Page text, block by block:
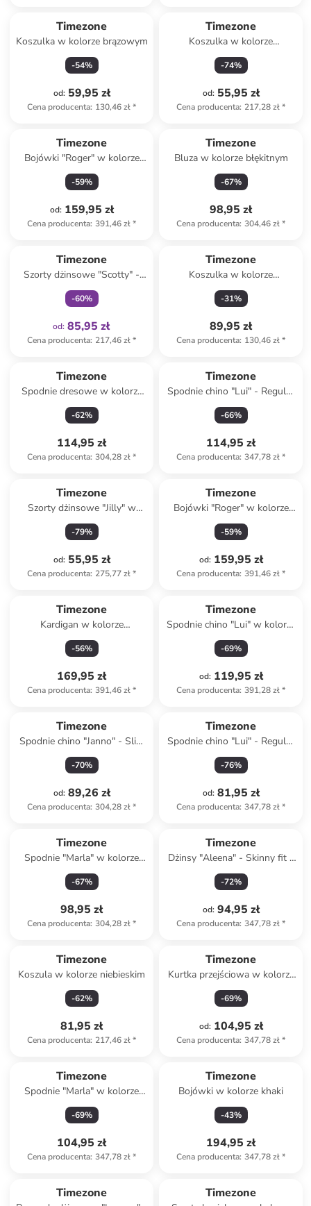
Timezone
Koszulka w kolorze brązowym
-54%
od: 59,95 zł
Cena producenta: 130,46 zł*
Timezone
Koszulka w kolorze
brzoskwiniowym
-74%
od: 55,95 zł
Cena producenta: 217,28 zł*
Timezone
Bojówki "Roger" w kolorze
zielonym
-59%
od: 159,95 zł
Cena producenta: 391,46 zł*
Timezone
Bluza w kolorze błękitnym
-67%
98,95 zł
Cena producenta: 304,46 zł*
Timezone
Szorty dżinsowe "Scotty" -
Slim fit - w kolorze szarym
-60%
od: 85,95 zł
Cena producenta: 217,46 zł*
Timezone
Koszulka w kolorze
fioletowym
-31%
89,95 zł
Cena producenta: 130,46 zł*
Timezone
Spodnie dresowe w kolorze
szarym
-62%
114,95 zł
Cena producenta: 304,28 zł*
Timezone
Spodnie chino "Lui" - Regular
fit - w kolorze
niebieskoszarym
-66%
114,95 zł
Cena producenta: 347,78 zł*
Timezone
Szorty dżinsowe "Jilly" w
kolorze niebieskim
-79%
od: 55,95 zł
Cena producenta: 275,77 zł*
Timezone
Bojówki "Roger" w kolorze
szarym
-59%
od: 159,95 zł
Cena producenta: 391,46 zł*
Timezone
Kardigan w kolorze
granatowym
-56%
169,95 zł
Cena producenta: 391,46 zł*
Timezone
Spodnie chino "Lui" w kolorze
granatowym
-69%
od: 119,95 zł
Cena producenta: 391,28 zł*
Timezone
Spodnie chino "Janno" - Slim
fit - w kolorze szarym
-70%
od: 89,26 zł
Cena producenta: 304,28 zł*
Timezone
Spodnie chino "Lui" - Regular
fit - w kolorze oliwkowym
-76%
od: 81,95 zł
Cena producenta: 347,78 zł*
Timezone
Spodnie "Marla" w kolorze
czarnym
-67%
98,95 zł
Cena producenta: 304,28 zł*
Timezone
Dżinsy "Aleena" - Skinny fit -
w kolorze granatowym
-72%
od: 94,95 zł
Cena producenta: 347,78 zł*
Timezone
Koszula w kolorze niebieskim
-62%
81,95 zł
Cena producenta: 217,46 zł*
Timezone
Kurtka przejściowa w kolorze
granatowym
-69%
od: 104,95 zł
Cena producenta: 347,78 zł*
Timezone
Spodnie "Marla" w kolorze
beżowym
-69%
104,95 zł
Cena producenta: 347,78 zł*
Timezone
Bojówki w kolorze khaki
-43%
194,95 zł
Cena producenta: 347,78 zł*
Timezone Timezone